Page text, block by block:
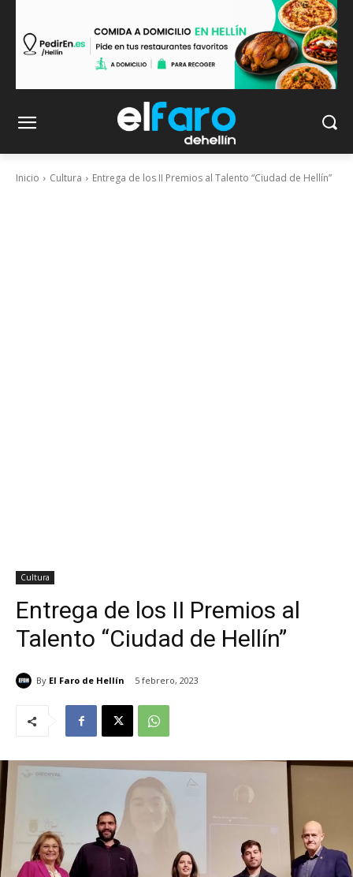
Inicio Cultura Entrega de los II Premios al Talento “Ciudad de Hellín”
Cultura
Entrega de los II Premios al
Talento “Ciudad de Hellín”
By El Faro de Hellín 5 febrero, 2023